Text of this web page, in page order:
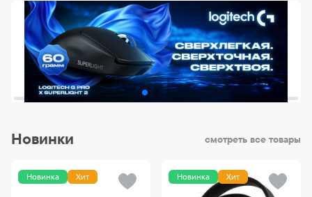
Новинки смотреть все товары
Новинка Хит Новинка Хит